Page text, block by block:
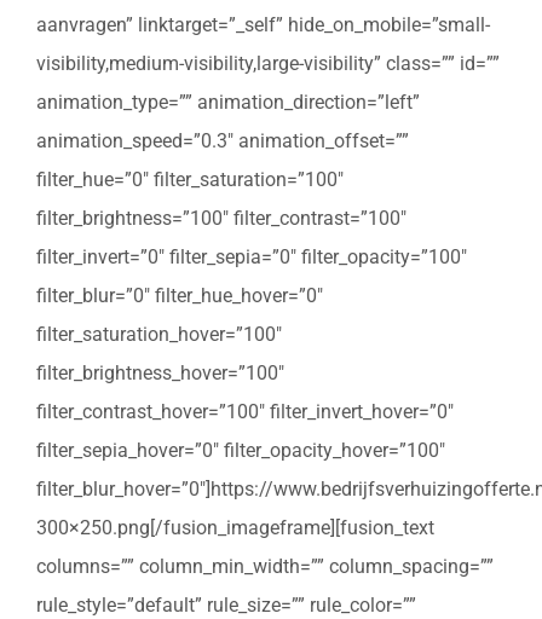
aanvragen” linktarget=”_self” hide_on_mobile=”small-
visibility,medium-visibility,large-visibility” class=”” id=””
animation_type=”” animation_direction=”left”
animation_speed=”0.3″ animation_offset=””
filter_hue=”0″ filter_saturation=”100″
filter_brightness=”100″ filter_contrast=”100″
filter_invert=”0″ filter_sepia=”0″ filter_opacity=”100″
filter_blur=”0″ filter_hue_hover=”0″
filter_saturation_hover=”100″
filter_brightness_hover=”100″
filter_contrast_hover=”100″ filter_invert_hover=”0″
filter_sepia_hover=”0″ filter_opacity_hover=”100″
filter_blur_hover=”0″]https://
300×250.png[/fusion_imageframe][fusion_text
columns=”” column_min_width=”” column_spacing=””
rule_style=”default” rule_size=”” rule_color=””